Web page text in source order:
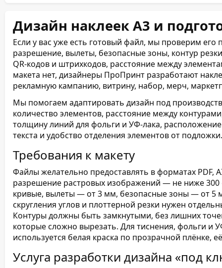
Дизайн наклеек А3 и
Если у вас уже есть готовый файл, мы проверим его
разрешение, вылеты, безопасные зоны, контур
QR-кодов и штрихкодов, расстояние между
макета нет, дизайнеры ПроПринт разработают
рекламную кампанию, витрину, набор, мерч,
Мы помогаем адаптировать дизайн под
количество элементов, расстояние между
толщину линий для фольги и УФ-лака,
текста и удобство отделения элементов от подложки.
Требования к макету
Файлы желательно предоставлять в форматах PDF,
разрешение растровых изображений — не ниже
кривые, вылеты — от 3 мм, безопасные зоны — от 5
скругления углов и плоттерной резки нужен
Контуры должны быть замкнутыми, без лишних
которые сложно вырезать. Для тиснения, фольги и
используется белая краска по прозрачной плёнке,
Услуга разработки дизайна «под